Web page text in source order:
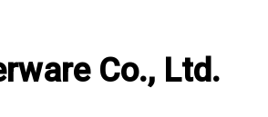
Co., Ltd.